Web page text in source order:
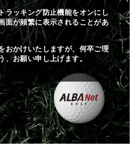
ラッキング防止機能をオンにし
面が頻繁に表示されることがあ
おかけいたしますが、何卒ご理
、お願い申し上げます。